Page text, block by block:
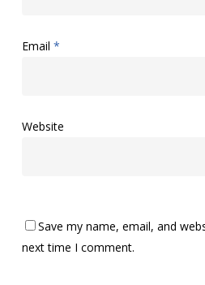
Email *
Website
Save my name, email, and
next time I comment.